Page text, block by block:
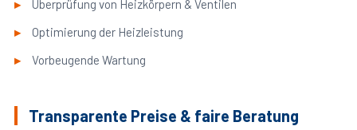
Überprüfung von Heizkörpern & Ventilen
Optimierung der Heizleistung
Vorbeugende Wartung
Transparente Preise & faire Beratung